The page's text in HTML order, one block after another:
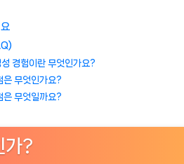
경험이란 무엇인가요?
은 무엇인가요?
은 무엇일까요?
가?